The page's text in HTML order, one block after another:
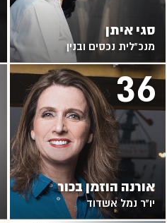
סגי איתן
מנכ"לית נכסים ובנין
36
אורנה הוזמן בכור
יו"ר נמל אשדוד